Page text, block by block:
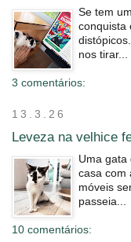
Se tem
conquista
nos tirar...
3 comentários:
13.3.26
Leveza na velhice
Uma gata
casa com
móveis
passeia...
10 comentários: